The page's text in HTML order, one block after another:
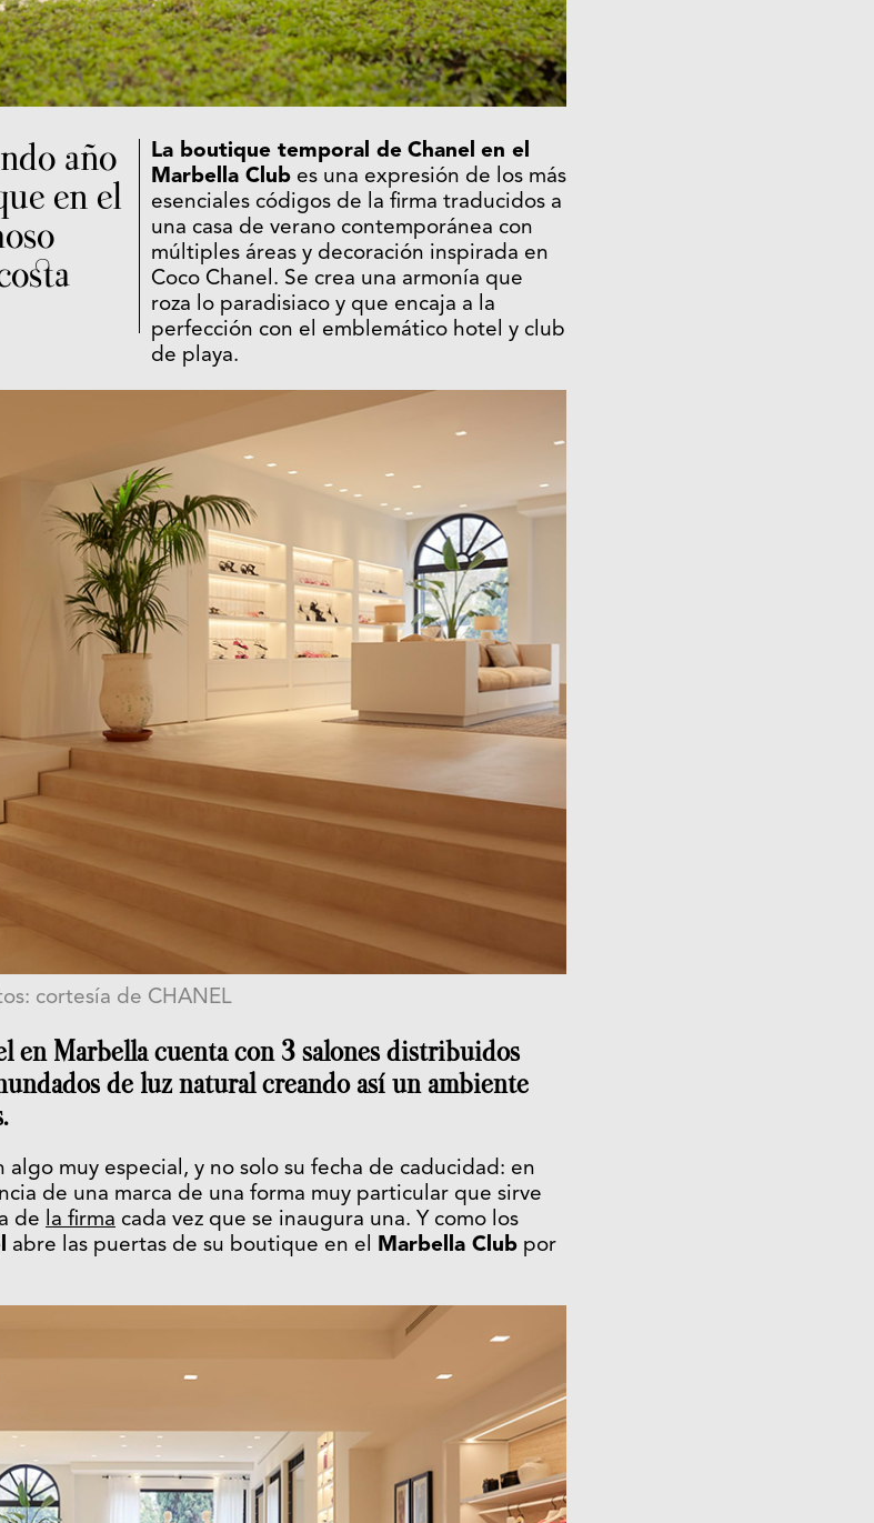
año
en el
La boutique temporal de Chanel en el
Marbella Club es una expresión de los más
esenciales códigos de la firma traducidos a
una casa de verano contemporánea con
múltiples áreas y decoración inspirada en
Coco Chanel. Se crea una armonía que
roza lo paradisiaco y que encaja a la
perfección con el emblemático hotel y club
de playa.
cortesía de CHANEL
en Marbella cuenta con 3 salones distribuidos
de luz natural creando así un ambiente
muy especial, y no solo su fecha de caducidad: en
de una marca de una forma muy particular que sirve
de
la firma cada vez que se inaugura una. Y como los
abre las puertas de su boutique en el Marbella Club por